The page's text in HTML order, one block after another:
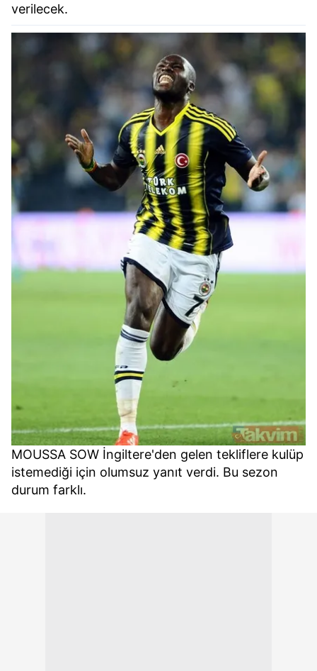
verilecek.
MOUSSA SOW İngiltere'den gelen tekliflere kulüp
istemediği için olumsuz yanıt verdi. Bu sezon
durum farklı.